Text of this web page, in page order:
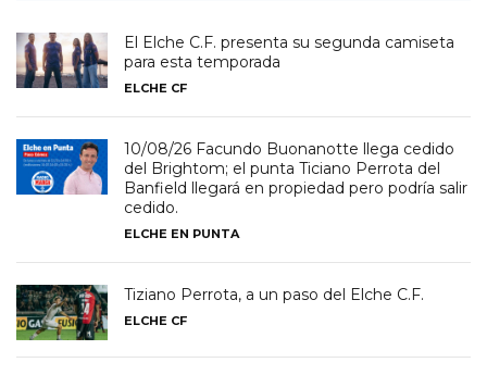
El Elche C.F. presenta su segunda camiseta
para esta temporada
ELCHE CF
10/08/26 Facundo Buonanotte llega cedido
del Brightom; el punta Ticiano Perrota del
Banfield llegará en propiedad pero podría salir
cedido.
ELCHE EN PUNTA
Tiziano Perrota, a un paso del Elche C.F.
ELCHE CF